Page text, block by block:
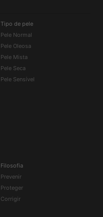
Tipo de pele
Pele Normal
Pele Oleosa
Pele Mista
Pele Seca
Pele Sensível
Filosofia
Prevenir
Proteger
Corrigir